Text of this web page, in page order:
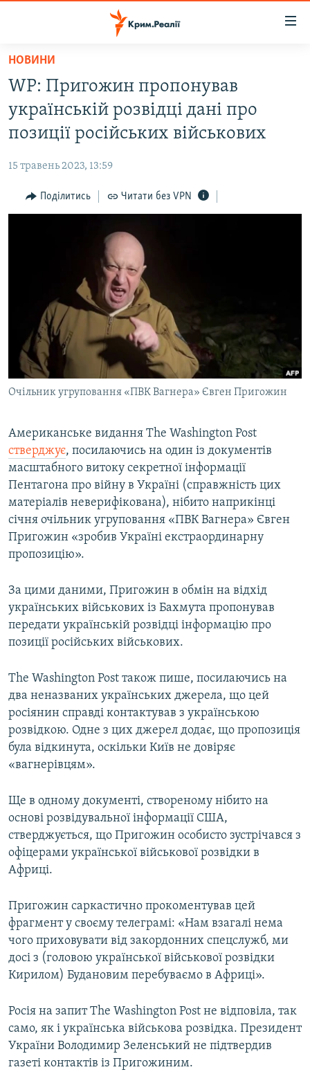
Перейти
основного
матеріалу
Перейти
до
основної
навігації
Перейти
до
ВОДА.КРИМ
ВІДЕО ТА ФОТО
БЛОГИ
ПОГЛЯД
ДЕПОРТАЦІЯ
ВІДЕОУРОКИ «ELIFBE»
СВІДЧЕННЯ ОКУПАЦІЇ
УКРАЇНСЬКА ПРОБЛЕМА КРИМУ
ІНФОГРАФІКА
ЯК ОБІЙТИ БЛОКУВАННЯ
Русский
Qırımtatar
ДОЛУЧАЙСЯ!
Усі сайти RFE/RL
НОВИНИ
WP: Пригожин пропонував
українській розвідці дані про
позиції російських військових
15 травень 2023, 13:59
Поділитись Читати без VPN
Очільник угруповання «ПВК Вагнера» Євген Пригожин
Американське видання The Washington Post
стверджує, посилаючись на один із документів
масштабного витоку секретної інформації
Пентагона про війну в Україні (справжність цих
матеріалів неверифікована), нібито наприкінці
січня очільник угруповання «ПВК Вагнера» Євген
Пригожин «зробив Україні екстраординарну
пропозицію».
За цими даними, Пригожин в обмін на відхід
українських військових із Бахмута пропонував
передати українській розвідці інформацію про
позиції російських військових.
The Washington Post також пише, посилаючись на
два неназваних українських джерела, що цей
росіянин справді контактував з українською
розвідкою. Одне з цих джерел додає, що пропозиція
була відкинута, оскільки Київ не довіряє
«вагнерівцям».
Ще в одному документі, створеному нібито на
основі розвідувальної інформації США,
стверджується, що Пригожин особисто зустрічався з
офіцерами української військової розвідки в
Африці.
Пригожин саркастично прокоментував цей
фрагмент у своєму телеграмі: «Нам взагалі нема
чого приховувати від закордонних спецслужб, ми
досі з (головою української військової розвідки
Кирилом) Будановим перебуваємо в Африці».
Росія на запит The Washington Post не відповіла, так
само, як і українська військова розвідка. Президент
України Володимир Зеленський не підтвердив
газеті контактів із Пригожиним.